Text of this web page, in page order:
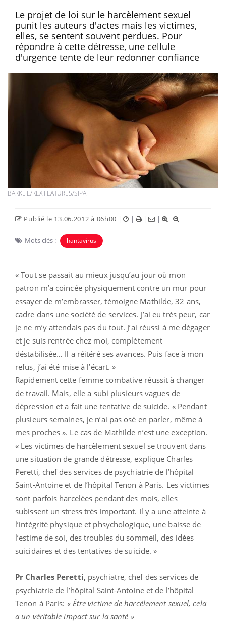
Le projet de loi sur le harcèlement sexuel
punit les auteurs d'actes mais les victimes,
elles, se sentent souvent perdues. Pour
répondre à cette détresse, une cellule
d'urgence tente de leur redonner confiance
BARKLIE/REX FEATURES/SIPA
Publié le 13.06.2012 à 06h00 | | | |
Mots clés : hantavirus
« Tout se passait au mieux jusqu’au jour où mon
patron m’a coincée physiquement contre un mur pour
essayer de m’embrasser, témoigne Mathilde, 32 ans,
cadre dans une société de services. J’ai eu très peur, car
je ne m’y attendais pas du tout. J’ai réussi à me dégager
et je suis rentrée chez moi, complètement
déstabilisée… Il a réitéré ses avances. Puis face à mon
refus, j’ai été mise à l’écart. »
Rapidement cette femme combative réussit à changer
de travail. Mais, elle a subi plusieurs vagues de
dépression et a fait une tentative de suicide. « Pendant
plusieurs semaines, je n’ai pas osé en parler, même à
mes proches ». Le cas de Mathilde n’est une exception.
« Les victimes de harcèlement sexuel se trouvent dans
une situation de grande détresse, explique Charles
Peretti, chef des services de psychiatrie de l’hôpital
Saint-Antoine et de l’hôpital Tenon à Paris. Les victimes
sont parfois harcelées pendant des mois, elles
subissent un stress très important. Il y a une atteinte à
l’intégrité physique et phsychologique, une baisse de
l’estime de soi, des troubles du sommeil, des idées
suicidaires et des tentatives de suicide. »
Pr Charles Peretti, psychiatre, chef des services de
psychiatrie de l’hôpital Saint-Antoine et de l’hôpital
Tenon à Paris: « Être victime de harcèlement sexuel, cela
a un véritable impact sur la santé »